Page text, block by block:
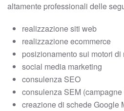
altamente professionali delle
realizzazione siti web
realizzazione ecommerce
posizionamento sui motori di
social media marketing
consulenza SEO
consulenza SEM
creazione di schede Google